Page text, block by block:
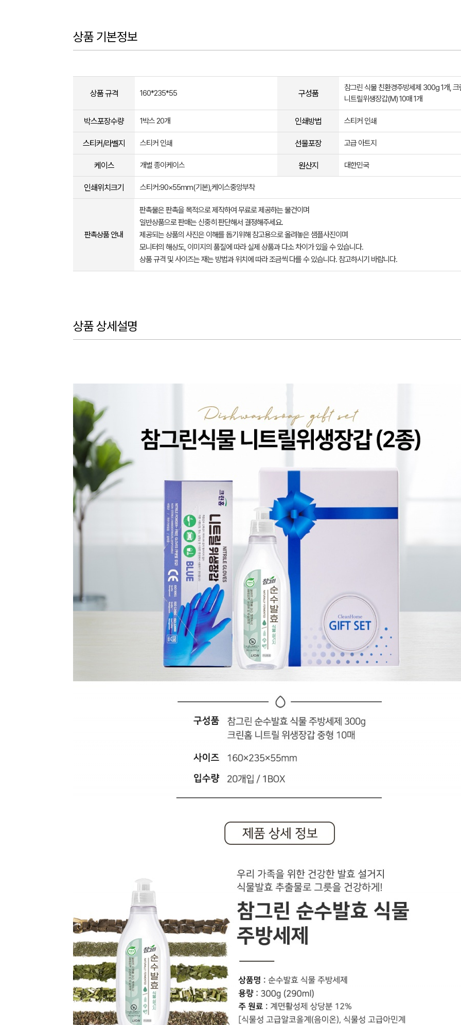
상품 기본정보
상품 규격 160*235*55 구성품
참그린 식물 친환경주방세제 300g 1개, 크
니트릴위생장갑(M) 10매 1개
박스포장수량 1박스 20개 인쇄방법 스티커 인쇄
스티커/라벨지 스티커 인쇄 선물포장 고급 아트지
케이스 개별 종이케이스 원산지 대한민국
인쇄위치크기 스티커:90×55mm(기본),케이스중앙부착
판촉상품 안내
판촉물은 판촉을 목적으로 제작하여 무료로 제공하는 물건이며
일반상품으로 판매는 신중히 판단해서 결정해주세요.
제공되는 상품의 사진은 이해를 돕기위해 참고용으로 올려놓은 샘플사진이며
모니터의 해상도, 이미지의 품질에 따라 실제 상품과 다소 차이가 있을 수 있습니다.
상품 규격 및 사이즈는 재는 방법과 위치에 따라 조금씩 다를 수 있습니다. 참고하시기 바랍니다.
상품 상세설명